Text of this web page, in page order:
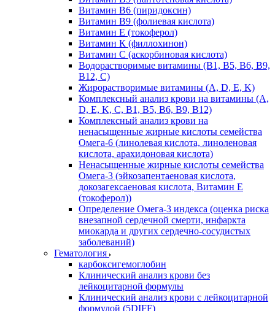
Витамин В6 (пиридоксин)
Витамин В9 (фолиевая кислота)
Витамин Е (токоферол)
Витамин К (филлохинон)
Витамин С (аскорбиновая кислота)
Водорастворимые витамины (B1, B5, B6, В9,
В12, С)
Жирорастворимые витамины (A, D, E, K)
Комплексный анализ крови на витамины (A,
D, E, K, C, B1, B5, B6, В9, B12)
Комплексный анализ крови на
ненасыщенные жирные кислоты семейства
Омега-6 (линолевая кислота, линоленовая
кислота, арахидоновая кислота)
Ненасыщенные жирные кислоты семейства
Омега-3 (эйкозапентаеновая кислота,
докозагексаеновая кислота, Витамин E
(токоферол))
Определение Омега-3 индекса (оценка риска
внезапной сердечной смерти, инфаркта
миокарда и других сердечно-сосудистых
заболеваний)
Гематология
карбоксигемоглобин
Клинический анализ крови без
лейкоцитарной формулы
Клинический анализ крови с лейкоцитарной
формулой (5DIFF)